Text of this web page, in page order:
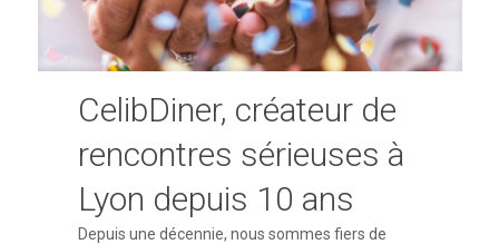
CelibDiner, créateur de
rencontres sérieuses à
Lyon depuis 10 ans
Depuis une décennie, nous sommes fiers de